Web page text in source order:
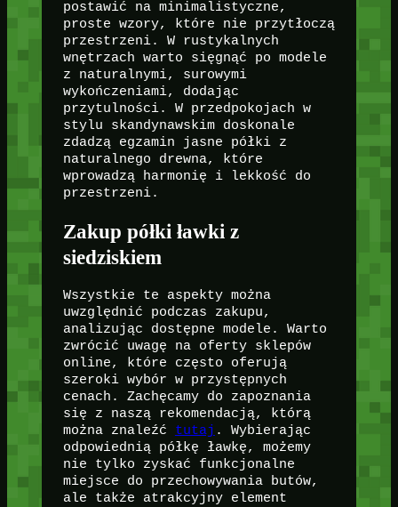
postawić na minimalistyczne,
proste wzory, które nie przytłoczą
przestrzeni. W rustykalnych
wnętrzach warto sięgnąć po modele
z naturalnymi, surowymi
wykończeniami, dodając
przytulności. W przedpokojach w
stylu skandynawskim doskonale
zdadzą egzamin jasne półki z
naturalnego drewna, które
wprowadzą harmonię i lekkość do
przestrzeni.
Zakup półki ławki z
siedziskiem
Wszystkie te aspekty można
uwzględnić podczas zakupu,
analizując dostępne modele. Warto
zwrócić uwagę na oferty sklepów
online, które często oferują
szeroki wybór w przystępnych
cenach. Zachęcamy do zapoznania
się z naszą rekomendacją, którą
można znaleźć tutaj . Wybierając
odpowiednią półkę ławkę, możemy
nie tylko zyskać funkcjonalne
miejsce do przechowywania butów,
ale także atrakcyjny element